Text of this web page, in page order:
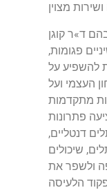
ד»ר קוגן
פגומות,
להשפיע על
העצמי ועל
מתקדמות
פתרונות
דנטליים,
שיכולים
ולשפר את